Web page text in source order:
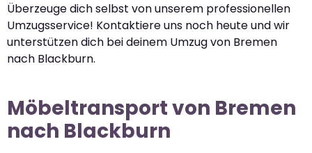
Überzeuge dich selbst von unserem professionellen
Umzugsservice! Kontaktiere uns noch heute und wir
unterstützen dich bei deinem Umzug von Bremen
nach Blackburn.
Möbeltransport von Bremen
nach Blackburn